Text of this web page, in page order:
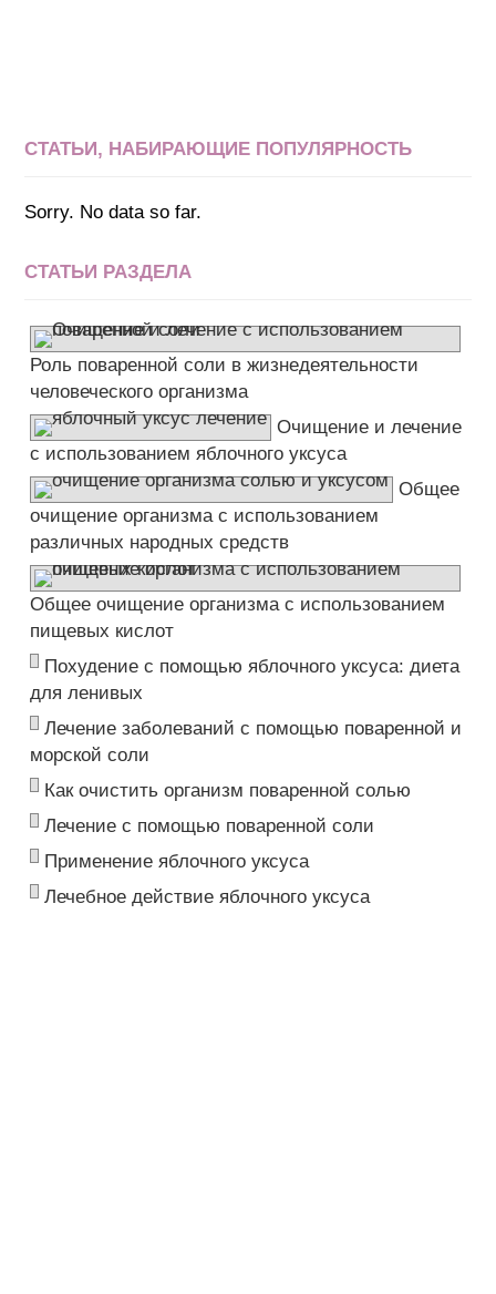
СТАТЬИ, НАБИРАЮЩИЕ ПОПУЛЯРНОСТЬ
Sorry. No data so far.
СТАТЬИ РАЗДЕЛА
Роль поваренной соли в жизнедеятельности
человеческого организма
Очищение и лечение
с использованием яблочного уксуса
Общее
очищение организма с использованием
различных народных средств
Общее очищение организма с использованием
пищевых кислот
Похудение с помощью яблочного уксуса: диета
для ленивых
Лечение заболеваний с помощью поваренной и
морской соли
Как очистить организм поваренной солью
Лечение с помощью поваренной соли
Применение яблочного уксуса
Лечебное действие яблочного уксуса